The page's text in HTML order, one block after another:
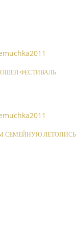
ФЕСТИВАЛЬ
СЕМЕЙНУЮ ЛЕТОПИСЬ